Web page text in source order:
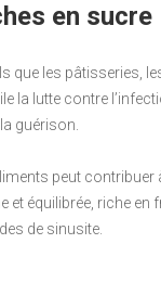
en sucre
que les pâtisseries,
la lutte contre
guérison.
peut
et équilibrée, riche
de sinusite.